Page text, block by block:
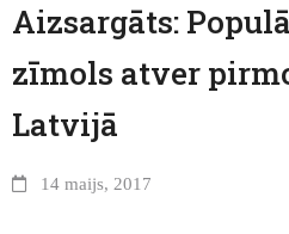
Aizsargāts:
zīmols atver
Latvijā
14 maijs, 2017